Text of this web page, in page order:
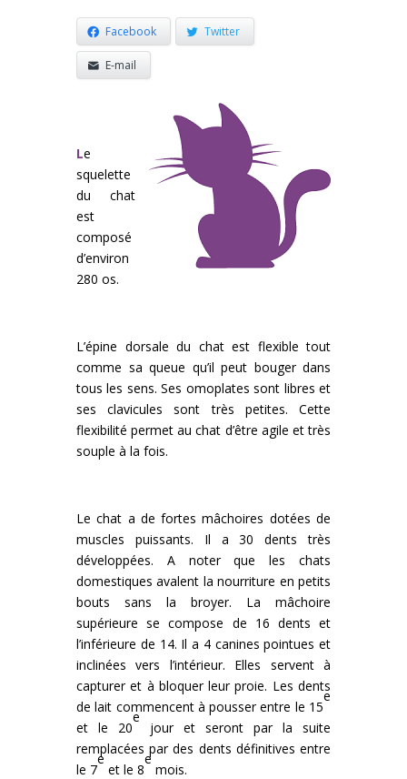
Facebook Twitter
E-mail
Le
squelette
du chat
est
composé
d’environ
280 os.
L’épine dorsale du chat est flexible tout
comme sa queue qu’il peut bouger dans
tous les sens. Ses omoplates sont libres et
ses clavicules sont très petites. Cette
flexibilité permet au chat d’être agile et très
souple à la fois.
Le chat a de fortes mâchoires dotées de
muscles puissants. Il a 30 dents très
développées. A noter que les chats
domestiques avalent la nourriture en petits
bouts sans la broyer. La mâchoire
supérieure se compose de 16 dents et
l’inférieure de 14. Il a 4 canines pointues et
inclinées vers l’intérieur. Elles servent à
capturer et à bloquer leur proie. Les dents
de lait commencent à pousser entre le 15
e
et le 20
e
jour et seront par la suite
remplacées par des dents définitives entre
le 7
e
et le 8
e
mois.